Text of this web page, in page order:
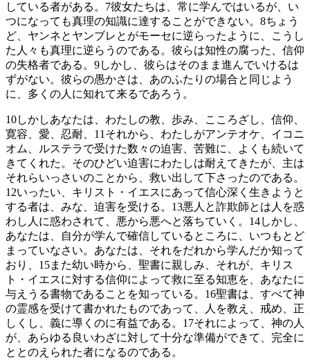
している者がある。 7彼女たちは、常に学んではいるが、い
つになっても真理の知識に達することができない。 8ちょう
ど、ヤンネとヤンブレとがモーセに逆らったように、こうし
た人々も真理に逆らうのである。彼らは知性の腐った、信仰
の失格者である。 9しかし、彼らはそのまま進んでいけるは
ずがない。彼らの愚かさは、あのふたりの場合と同じよう
に、多くの人に知れて来るであろう。
10しかしあなたは、わたしの教、歩み、こころざし、信仰、
寛容、愛、忍耐、 11それから、わたしがアンテオケ、イコニ
オム、ルステラで受けた数々の迫害、苦難に、よくも続いて
きてくれた。そのひどい迫害にわたしは耐えてきたが、主は
それらいっさいのことから、救い出して下さったのである。
12いったい、キリスト・イエスにあって信心深く生きようと
する者は、みな、迫害を受ける。 13悪人と詐欺師とは人を惑
わし人に惑わされて、悪から悪へと落ちていく。 14しかし、
あなたは、自分が学んで確信しているところに、いつもとど
まっていなさい。あなたは、それをだれから学んだか知って
おり、 15また幼い時から、聖書に親しみ、それが、キリス
ト・イエスに対する信仰によって救に至る知恵を、あなたに
与えうる書物であることを知っている。 16聖書は、すべて神
の霊感を受けて書かれたものであって、人を教え、戒め、正
しくし、義に導くのに有益である。 17それによって、神の人
が、あらゆる良いわざに対して十分な準備ができて、完全に
ととのえられた者になるのである。